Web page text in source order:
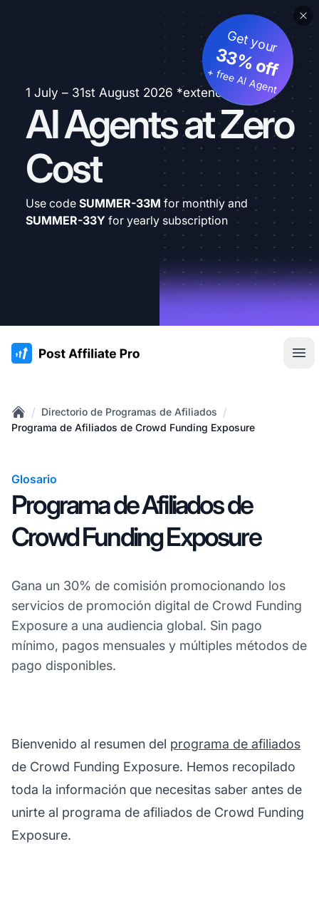
1 July – 31st August 2026 *extended
AI Agents at Zero
Cost
Get your
33% off
+ free AI Agent
Use code SUMMER-33M for monthly and
SUMMER-33Y for yearly subscription
:site.title
Home
/ Directorio de Programas de Afiliados /
Programa de Afiliados de Crowd Funding Exposure
Glosario
Programa de Afiliados de
Crowd Funding Exposure
Gana un 30% de comisión promocionando los
servicios de promoción digital de Crowd Funding
Exposure a una audiencia global. Sin pago
mínimo, pagos mensuales y múltiples métodos de
pago disponibles.
Bienvenido al resumen del programa de afiliados
de Crowd Funding Exposure. Hemos recopilado
toda la información que necesitas saber antes de
unirte al programa de afiliados de Crowd Funding
Exposure.